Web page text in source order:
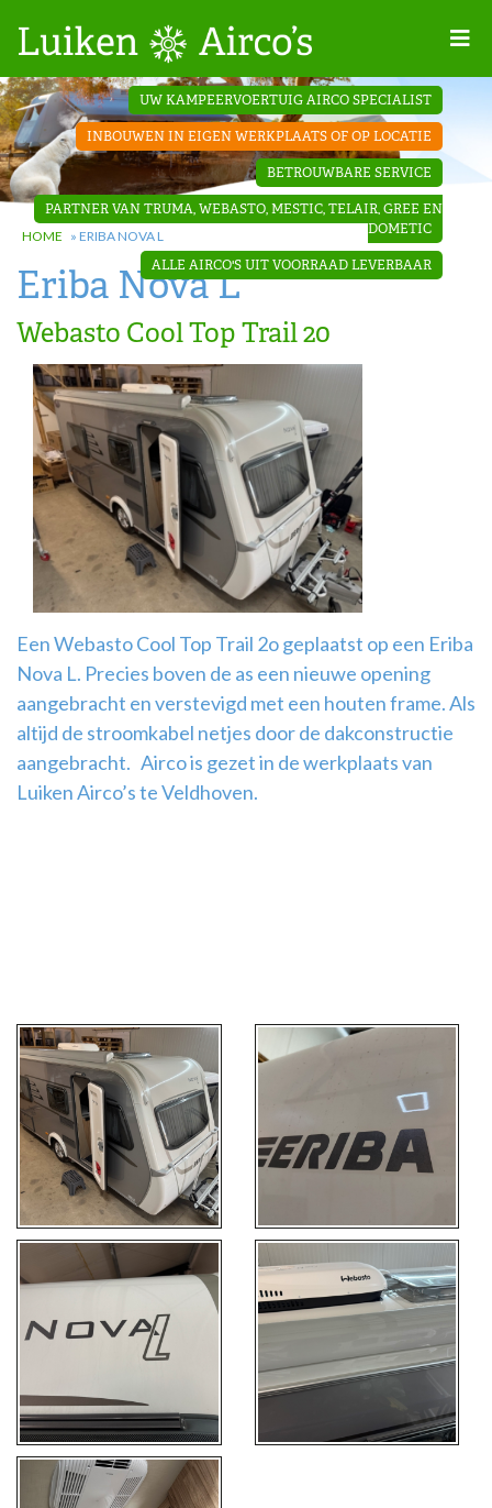
Projecten
Contact
Dakopbouw
airco’s
‘Onder de
bank’ airco’s
‘Teleco
Ultra
Comfort ‘
airco
Airco
montage
UW KAMPEERVOERTUIG AIRCO SPECIALIST
INBOUWEN IN EIGEN WERKPLAATS OF OP LOCATIE
BETROUWBARE SERVICE
PARTNER VAN TRUMA, WEBASTO, MESTIC, TELAIR, GREE EN
DOMETIC
ALLE AIRCO'S UIT VOORRAAD LEVERBAAR
HOME » ERIBA NOVA L
Eriba Nova L
Webasto Cool Top Trail 20
Een Webasto Cool Top Trail 2o geplaatst op een Eriba
Nova L. Precies boven de as een nieuwe opening
aangebracht en verstevigd met een houten frame. Als
altijd de stroomkabel netjes door de dakconstructie
aangebracht. Airco is gezet in de werkplaats van
Luiken Airco’s te Veldhoven.